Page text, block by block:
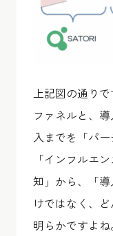
上記図の通り
ファネルと、
入までを「パ
「インフルエ
知」から、「
けではなく、
明らかですよ